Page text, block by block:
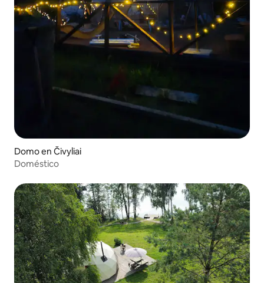
Domo en Čivyliai
Doméstico